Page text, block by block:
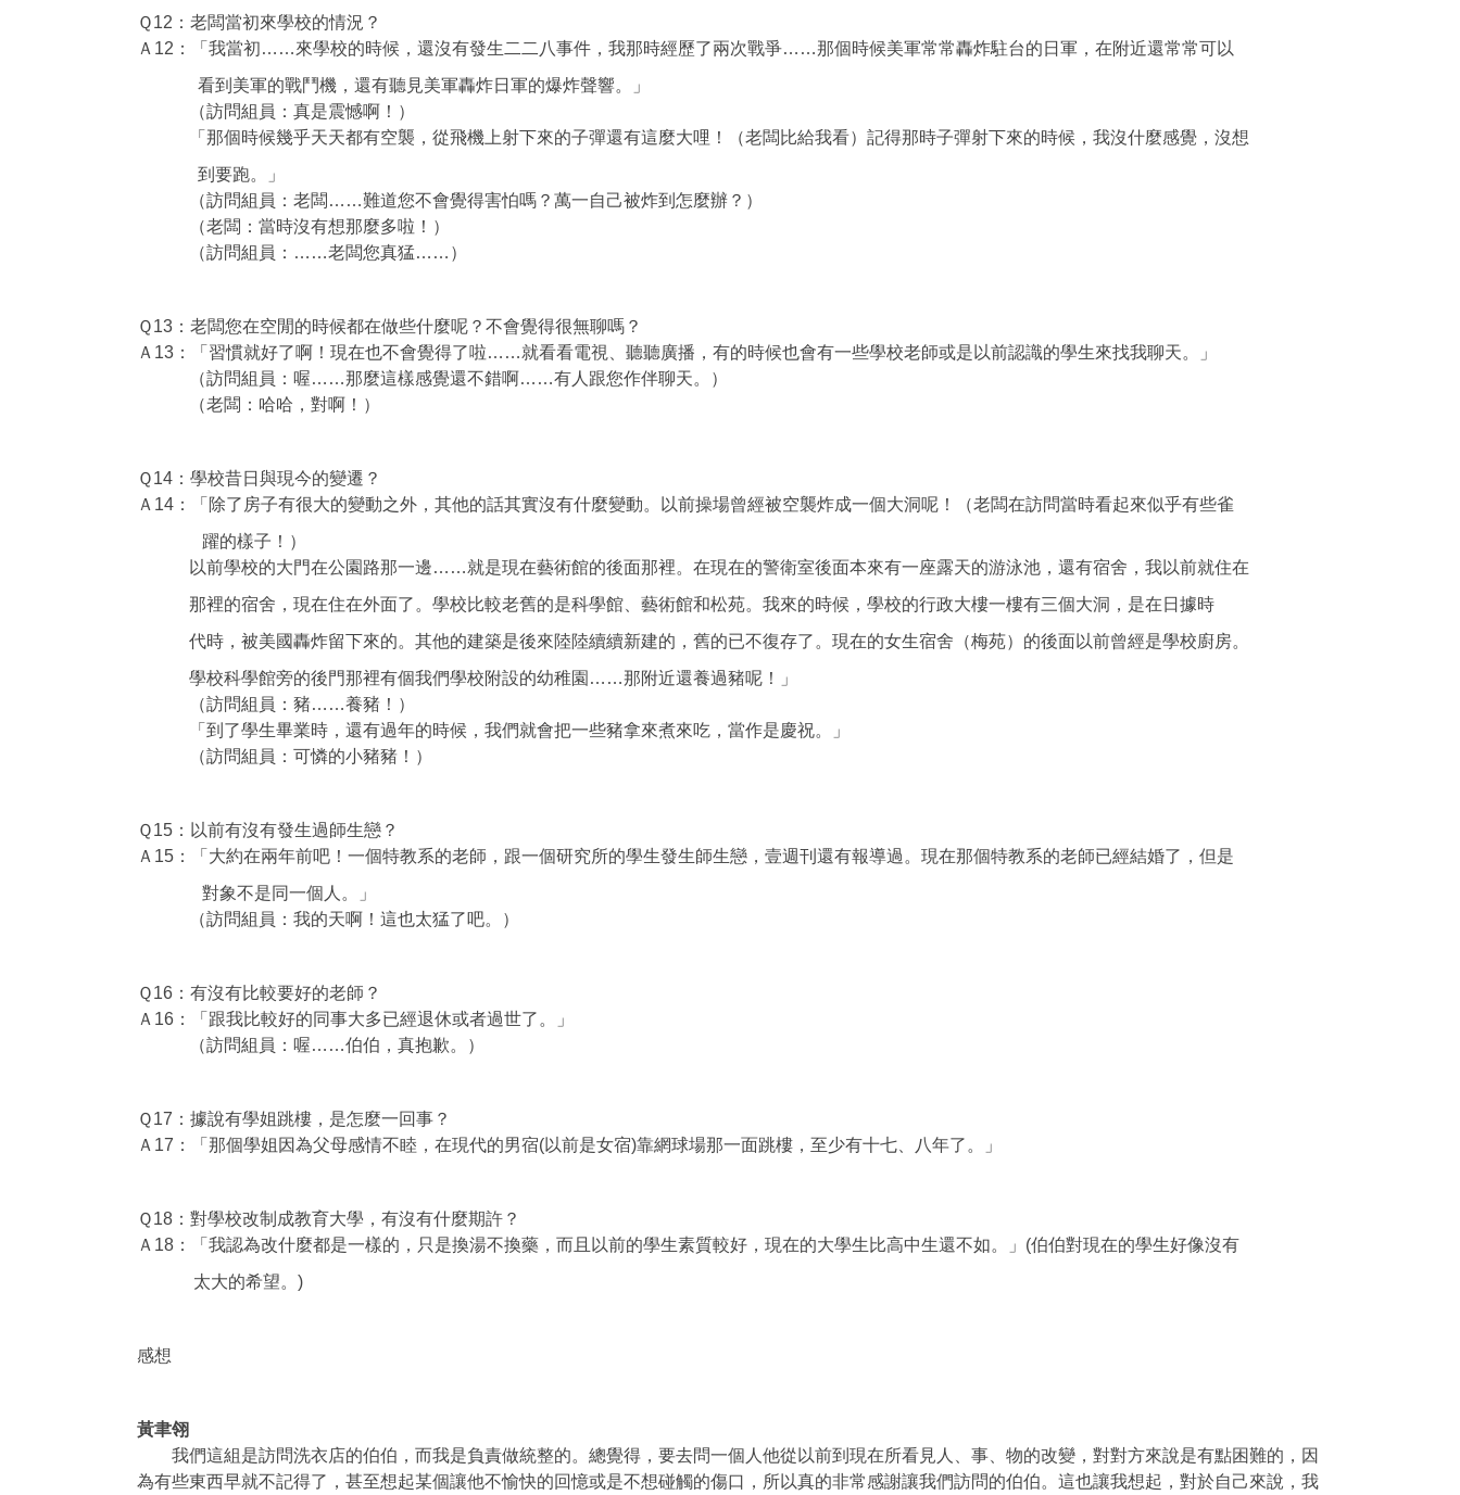
Ｑ12：老闆當初來學校的情況？
Ａ12：「我當初……來學校的時候，還沒有發生二二八事件，我那時經歷了兩次戰爭……那個時候美軍常常轟炸駐台的日軍，在附近還常常可以
看到美軍的戰鬥機，還有聽見美軍轟炸日軍的爆炸聲響。」
（訪問組員：真是震憾啊！）
「那個時候幾乎天天都有空襲，從飛機上射下來的子彈還有這麼大哩！（老闆比給我看）記得那時子彈射下來的時候，我沒什麼感覺，沒想
到要跑。」
（訪問組員：老闆……難道您不會覺得害怕嗎？萬一自己被炸到怎麼辦？）
（老闆：當時沒有想那麼多啦！）
（訪問組員：……老闆您真猛……）
Ｑ13：老闆您在空閒的時候都在做些什麼呢？不會覺得很無聊嗎？
Ａ13：「習慣就好了啊！現在也不會覺得了啦……就看看電視、聽聽廣播，有的時候也會有一些學校老師或是以前認識的學生來找我聊天。」
（訪問組員：喔……那麼這樣感覺還不錯啊……有人跟您作伴聊天。）
（老闆：哈哈，對啊！）
Ｑ14：學校昔日與現今的變遷？
Ａ14：「除了房子有很大的變動之外，其他的話其實沒有什麼變動。以前操場曾經被空襲炸成一個大洞呢！（老闆在訪問當時看起來似乎有些雀
躍的樣子！）
以前學校的大門在公園路那一邊……就是現在藝術館的後面那裡。在現在的警衛室後面本來有一座露天的游泳池，還有宿舍，我以前就住在
那裡的宿舍，現在住在外面了。學校比較老舊的是科學館、藝術館和松苑。我來的時候，學校的行政大樓一樓有三個大洞，是在日據時
代時，被美國轟炸留下來的。其他的建築是後來陸陸續續新建的，舊的已不復存了。現在的女生宿舍（梅苑）的後面以前曾經是學校廚房。
學校科學館旁的後門那裡有個我們學校附設的幼稚園……那附近還養過豬呢！」
（訪問組員：豬……養豬！）
「到了學生畢業時，還有過年的時候，我們就會把一些豬拿來煮來吃，當作是慶祝。」
（訪問組員：可憐的小豬豬！）
Ｑ15：以前有沒有發生過師生戀？
Ａ15：「大約在兩年前吧！一個特教系的老師，跟一個研究所的學生發生師生戀，壹週刊還有報導過。現在那個特教系的老師已經結婚了，但是
對象不是同一個人。」
（訪問組員：我的天啊！這也太猛了吧。）
Ｑ16：有沒有比較要好的老師？
Ａ16：「跟我比較好的同事大多已經退休或者過世了。」
（訪問組員：喔……伯伯，真抱歉。）
Ｑ17：據說有學姐跳樓，是怎麼一回事？
Ａ17：「那個學姐因為父母感情不睦，在現代的男宿(以前是女宿)靠網球場那一面跳樓，至少有十七、八年了。」
Ｑ18：對學校改制成教育大學，有沒有什麼期許？
Ａ18：「我認為改什麼都是一樣的，只是換湯不換藥，而且以前的學生素質較好，現在的大學生比高中生還不如。」(伯伯對現在的學生好像沒有
太大的希望。)
感想
黃聿翎
我們這組是訪問洗衣店的伯伯，而我是負責做統整的。總覺得，要去問一個人他從以前到現在所看見人、事、物的改變，對對方來說是有點困難的，因
為有些東西早就不記得了，甚至想起某個讓他不愉快的回憶或是不想碰觸的傷口，所以真的非常感謝讓我們訪問的伯伯。這也讓我想起，對於自己來說，我